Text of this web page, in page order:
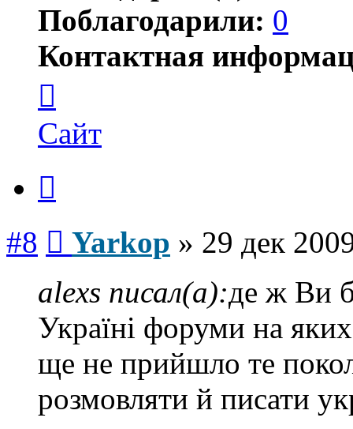
Поблагодарили: 0
Контактная
пользователя
Yarkop
Сайт
#8 Yarkop » 29 дек
alexs писал(а):де ж Ви
Україні форуми на
ще не прийшло те
розмовляти й писати